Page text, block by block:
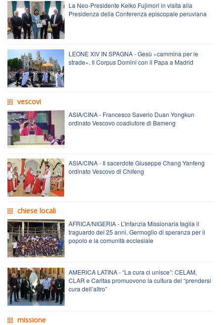
La Neo-Presidente Keiko Fujimori in visita alla
Presidenza della Conferenza episcopale peruviana
LEONE XIV IN SPAGNA - Gesù «cammina per le
strade». Il Corpus Domini con il Papa a Madrid
vescovi
ASIA/CINA - Francesco Saverio Duan Yongkun
ordinato Vescovo coadiutore di Bameng
ASIA/CINA - Il sacerdote Giuseppe Chang Yanfeng
ordinato Vescovo di Chifeng
chiese locali
AFRICA/NIGERIA - L’Infanzia Missionaria taglia il
traguardo dei 25 anni. Germoglio di speranza per il
popolo e la comunità ecclesiale
AMERICA LATINA - “La cura ci unisce”: CELAM,
CLAR e Caritas promuovono la cultura del “prendersi
cura dell’altro”
missione